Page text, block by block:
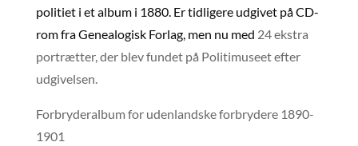
politiet i et album i 1880. Er tidligere udgivet på CD-
rom fra Genealogisk Forlag, men nu med 24 ekstra
portrætter, der blev fundet på Politimuseet efter
udgivelsen.
Forbryderalbum for udenlandske forbrydere 1890-
1901